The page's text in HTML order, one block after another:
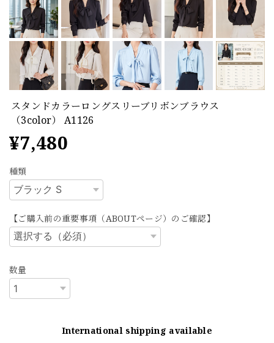
スタンドカラーロングスリーブリボンブラウス
（3color） A1126
¥7,480
種類
【ご購入前の重要事項（ABOUTページ）のご確認】
数量
International shipping available